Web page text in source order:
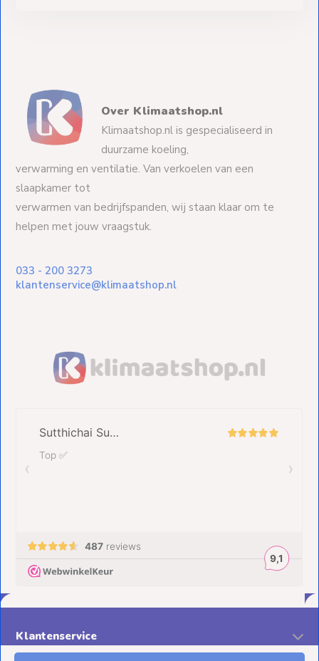
Over Klimaatshop.nl
Klimaatshop.nl is gespecialiseerd in
duurzame koeling,
verwarming en ventilatie. Van verkoelen van een
slaapkamer tot
verwarmen van bedrijfspanden, wij staan klaar om te
helpen met jouw vraagstuk.
033 - 200 3273
klantenservice@klimaatshop.nl
Klantenservice